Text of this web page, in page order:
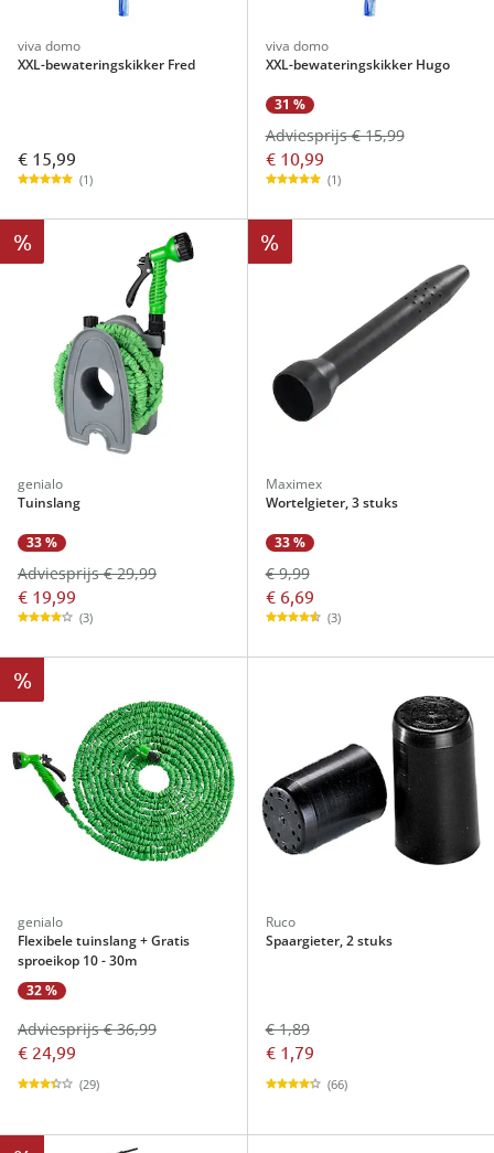
viva domo
XXL-bewateringskikker Fred
€ 15,99
(1)
viva domo
XXL-bewateringskikker Hugo
31 %
€ 10,99
Adviesprijs € 15,99
(1)
%
genialo
Tuinslang
33 %
€ 19,99
Adviesprijs € 29,99
(3)
%
Maximex
Wortelgieter, 3 stuks
33 %
€ 9,99
€ 6,69
(3)
%
genialo
Flexibele tuinslang + Gratis
sproeikop 10 - 30m
32 %
€ 24,99
Adviesprijs € 36,99
(29)
Ruco
Spaargieter, 2 stuks
€ 1,89
€ 1,79
(66)